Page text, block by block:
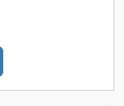
Stabstahlstation
in DEUTSCH